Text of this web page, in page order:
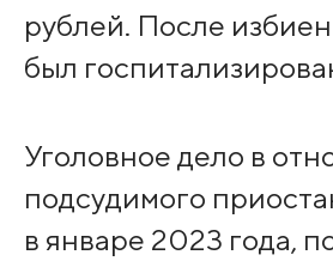
рублей. После
был
Уголовное дело в
подсудимого
в январе 2023 года,